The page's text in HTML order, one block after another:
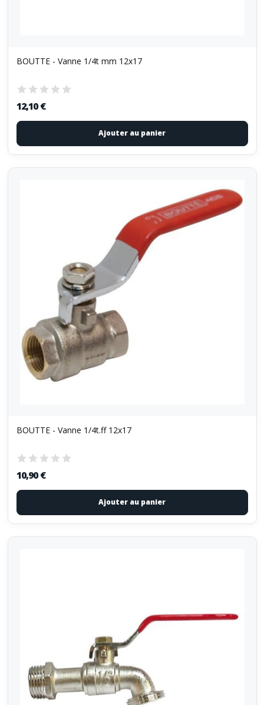
BOUTTE - Vanne 1/4t mm 12x17
12,10 €
Ajouter au panier
BOUTTE - Vanne 1/4t.ff 12x17
10,90 €
Ajouter au panier